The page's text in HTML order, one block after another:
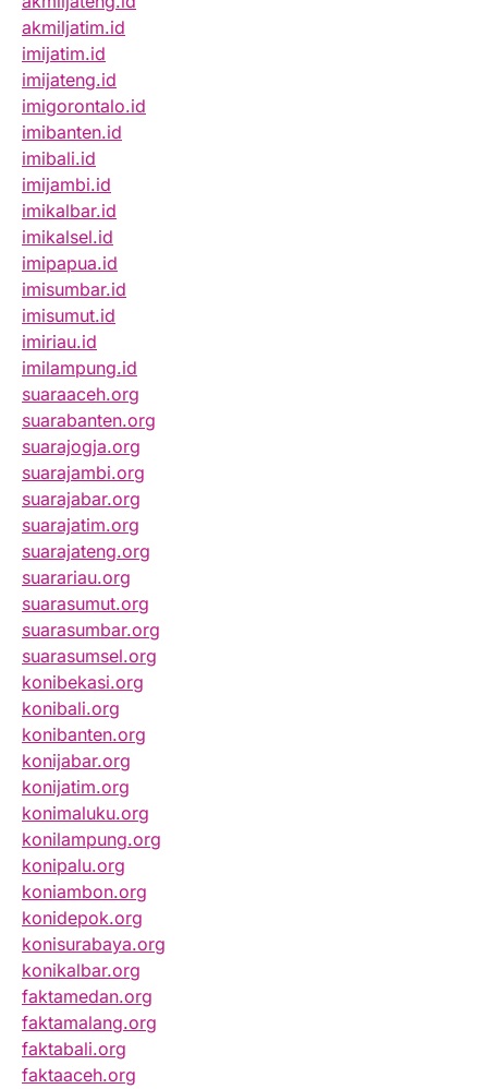
akmiljatim.id
imijatim.id
imijateng.id
imigorontalo.id
imibanten.id
imibali.id
imijambi.id
imikalbar.id
imikalsel.id
imipapua.id
imisumbar.id
imisumut.id
imiriau.id
imilampung.id
suaraaceh.org
suarabanten.org
suarajogja.org
suarajambi.org
suarajabar.org
suarajatim.org
suarajateng.org
suarariau.org
suarasumut.org
suarasumbar.org
suarasumsel.org
konibekasi.org
konibali.org
konibanten.org
konijabar.org
konijatim.org
konimaluku.org
konilampung.org
konipalu.org
koniambon.org
konidepok.org
konisurabaya.org
konikalbar.org
faktamedan.org
faktamalang.org
faktabali.org
faktaaceh.org